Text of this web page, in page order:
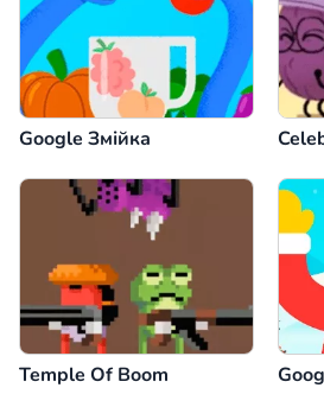
Google Змійка
Temple Of Boom